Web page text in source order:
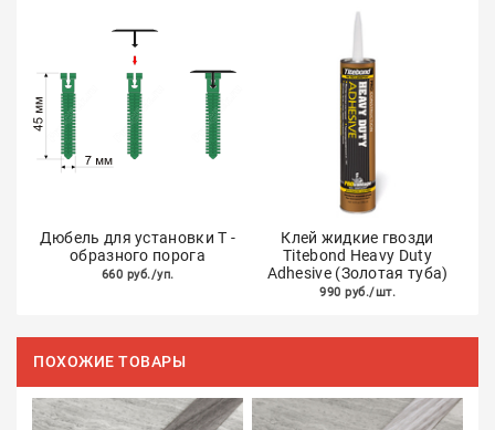
Дюбель для установки Т -
образного порога
660 руб./уп.
Клей жидкие гвозди
Titebond Heavy Duty
Adhesive (Золотая туба)
990 руб./шт.
ПОХОЖИЕ ТОВАРЫ